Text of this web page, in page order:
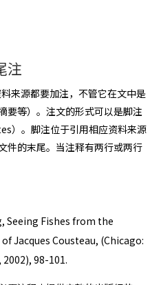
注
来源都要加注，不管它在文中是
要等）。注文的形式可以是脚注
）。脚注位于引用相应资料来源
件的末尾。当注释有两行或两行
Seeing Fishes from the
Jacques Cousteau, (Chicago:
98-101.